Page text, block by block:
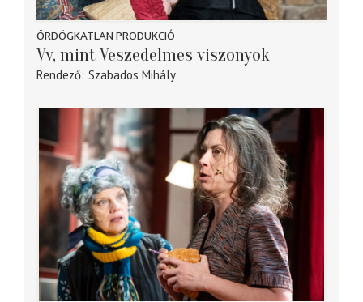
ÖRDÖGKATLAN PRODUKCIÓ
Vv, mint Veszedelmes viszonyok
Rendező Szabados Mihály